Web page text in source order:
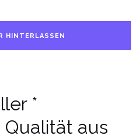
*
Qualität aus